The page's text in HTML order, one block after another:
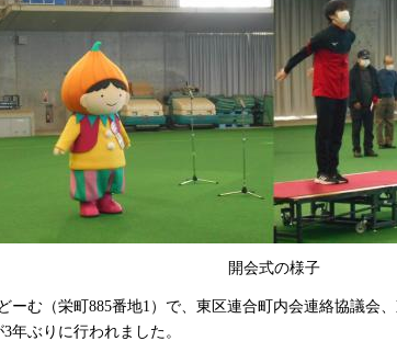
開会式の様子
ーむ（栄町885番地1）で、東区連合町内会連絡協議会
年ぶりに行われました。